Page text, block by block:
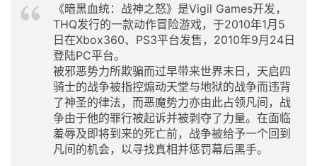
《暗黑血统：战神之怒》是Vigil Games开发，
THQ发行的一款动作冒险游戏，于2010年1月5
日在Xbox360、PS3平台发售，2010年9月24日
登陆PC平台。
被邪恶势力所欺骗而过早带来世界末日，天启四
骑士的战争被指控煽动天堂与地狱的战争而违背
了神圣的律法，而恶魔势力亦由此占领凡间，战
争由于他的罪行被起诉并被剥夺了力量。在面临
羞辱及即将到来的死亡前，战争被给予一个回到
凡间的机会，以寻找真相并惩罚幕后黑手。